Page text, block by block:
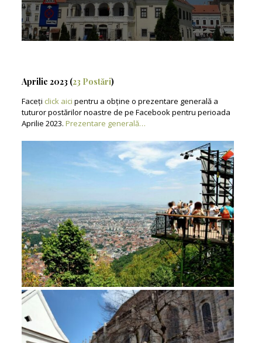
Aprilie 2023 (23 Postări)
Faceți click aici pentru a obține o prezentare generală a
tuturor postărilor noastre de pe Facebook pentru perioada
Aprilie 2023. Prezentare generală…